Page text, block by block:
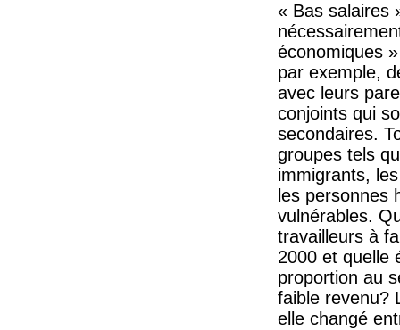
« Bas salaires
économiques
par exemple,
avec leurs
conjoints qui
secondaires.
groupes tels
immigrants,
les personnes
vulnérables.
travailleurs à
2000 et quelle
proportion au
faible revenu?
elle changé